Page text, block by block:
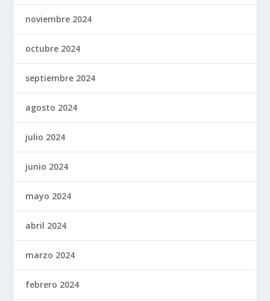
noviembre 2024
octubre 2024
septiembre 2024
agosto 2024
julio 2024
junio 2024
mayo 2024
abril 2024
marzo 2024
febrero 2024